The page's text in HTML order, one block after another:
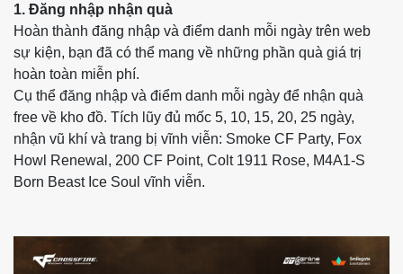
1. Đăng nhập nhận quà
Hoàn thành đăng nhập và điểm danh mỗi ngày trên web
sự kiện, bạn đã có thể mang về những phần quà giá trị
hoàn toàn miễn phí.
Cụ thể đăng nhập và điểm danh mỗi ngày để nhận quà
free về kho đồ. Tích lũy đủ mốc 5, 10, 15, 20, 25 ngày,
nhận vũ khí và trang bị vĩnh viễn: Smoke CF Party, Fox
Howl Renewal, 200 CF Point, Colt 1911 Rose, M4A1-S
Born Beast Ice Soul vĩnh viễn.